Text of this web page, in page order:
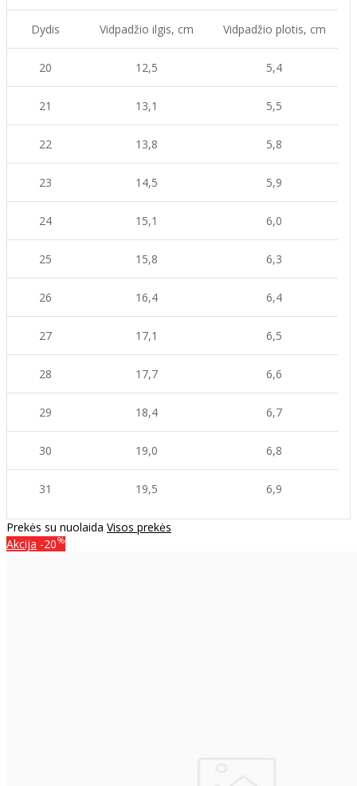
Dydis Vidpadžio ilgis, cm Vidpadžio plotis, cm
20 12,5 5,4
21 13,1 5,5
22 13,8 5,8
23 14,5 5,9
24 15,1 6,0
25 15,8 6,3
26 16,4 6,4
27 17,1 6,5
28 17,7 6,6
29 18,4 6,7
30 19,0 6,8
31 19,5 6,9
Prekės su nuolaida Visos prekės
Akcija -20%